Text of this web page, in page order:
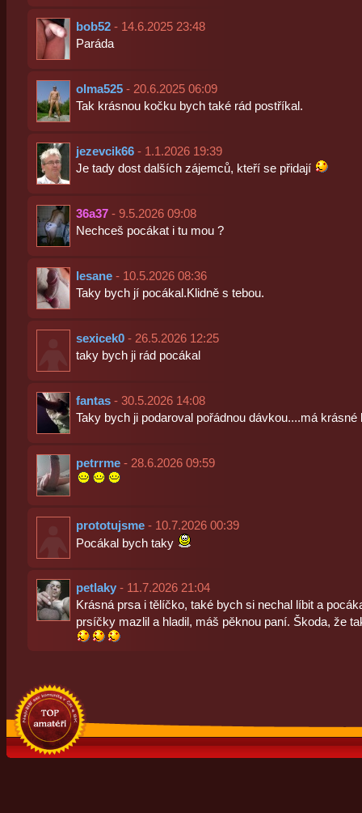
bob52- 14.6.2025 23:48
Paráda
olma525- 20.6.2025 06:09
Tak krásnou kočku bych také rád postříkal.
jezevcik66- 1.1.2026 19:39
Je tady dost dalších zájemců, kteří se přidají
36a37- 9.5.2026 09:08
Nechceš pocákat i tu mou ?
lesane- 10.5.2026 08:36
Taky bych jí pocákal.Klidně s tebou.
sexicek0- 26.5.2026 12:25
taky bych ji rád pocákal
fantas- 30.5.2026 14:08
Taky bych ji podaroval pořádnou dávkou....má krásné
petrrme- 28.6.2026 09:59
prototujsme- 10.7.2026 00:39
Pocákal bych taky
petlaky- 11.7.2026 21:04
Krásná prsa i tělíčko, také bych si nechal líbit a
prsíčky mazlil a hladil, máš pěknou paní. Škoda, že